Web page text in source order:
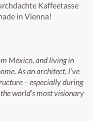
Kaffeetasse
in Vienna!
Mexico, and living in
As an architect, I’ve
– especially during
world’s most visionary